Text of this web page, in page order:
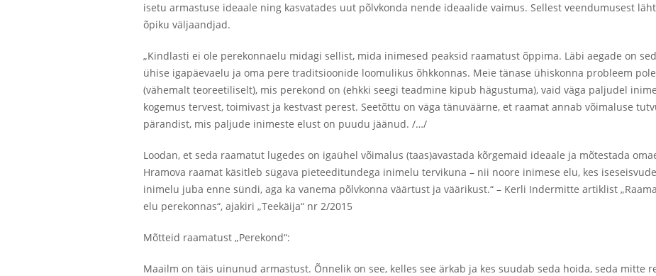
isetu armastuse ideaale ning kasvatades uut põlvkonda nende ideaalide vaimus. Sellest veendumusest
õpiku väljaandjad.
„Kindlasti ei ole perekonnaelu midagi sellist, mida inimesed peaksid raamatust õppima. Läbi aegade on
ühise igapäevaelu ja oma pere traditsioonide loomulikus õhkkonnas. Meie tänase ühiskonna probleem
(vähemalt teoreetiliselt), mis perekond on (ehkki seegi teadmine kipub hägustuma), vaid väga paljudel
kogemus tervest, toimivast ja kestvast perest. Seetõttu on väga tänuväärne, et raamat annab võimaluse
pärandist, mis paljude inimeste elust on puudu jäänud. /…/
Loodan, et seda raamatut lugedes on igaühel võimalus (taas)avastada kõrgemaid ideaale ja mõtestada
Hramova raamat käsitleb sügava pieteeditundega inimelu tervikuna – nii noore inimese elu, kes
inimelu juba enne sündi, aga ka vanema põlvkonna väärtust ja väärikust.“ – Kerli Indermitte artiklist
elu perekonnas“, ajakiri „Teekäija“ nr 2/2015
Mõtteid raamatust „Perekond“:
Maailm on täis uinunud armastust. Õnnelik on see, kelles see ärkab ja kes suudab seda hoida, seda mitte